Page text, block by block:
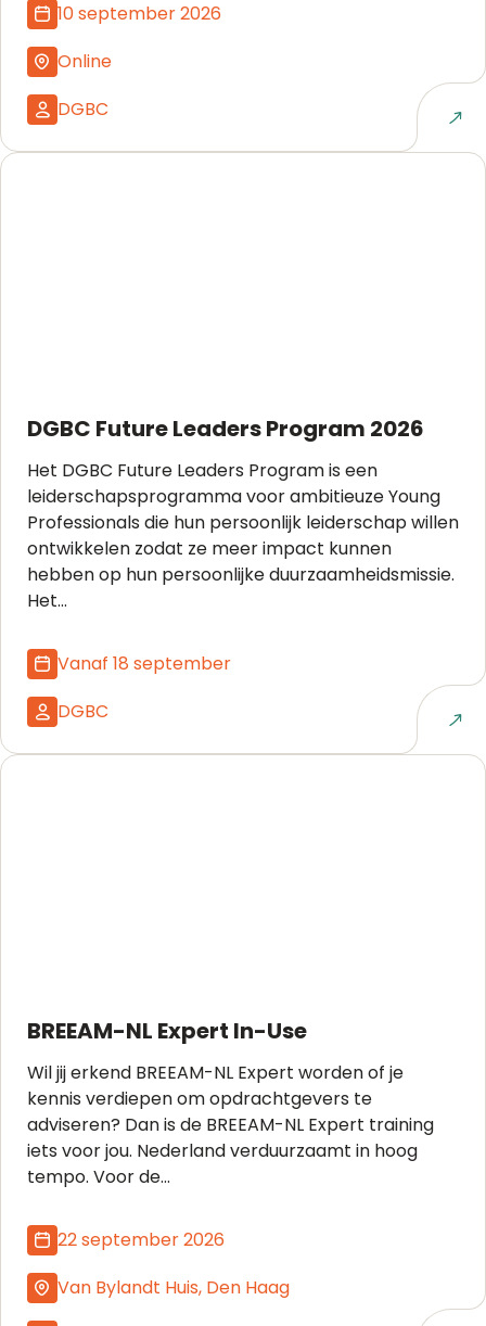
10 september 2026
Online
DGBC
Naar event
DGBC Future Leaders Program 2026
Het DGBC Future Leaders Program is een
leiderschapsprogramma voor ambitieuze Young
Professionals die hun persoonlijk leiderschap willen
ontwikkelen zodat ze meer impact kunnen
hebben op hun persoonlijke duurzaamheidsmissie.
Het...
Vanaf 18 september
DGBC
Naar event
BREEAM-NL Expert In-Use
Wil jij erkend BREEAM-NL Expert worden of je
kennis verdiepen om opdrachtgevers te
adviseren? Dan is de BREEAM-NL Expert training
iets voor jou. Nederland verduurzaamt in hoog
tempo. Voor de...
22 september 2026
Van Bylandt Huis, Den Haag